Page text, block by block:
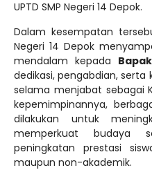
UPTD SMP Negeri 14 Depok.
Dalam kesempatan
Negeri 14 Depok
mendalam kepada
dedikasi, pengabdian,
selama menjabat sebagai
kepemimpinannya,
dilakukan untuk
memperkuat budaya
peningkatan prestasi
maupun non-akademik.